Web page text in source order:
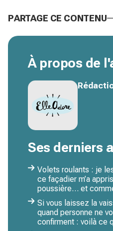
PARTAGE CE CONTENU
À propos de
Ses derniers
Volets roulants : je
ce façadier m’a
poussière… et
Si vous laissez la
quand personne ne
confirment : voilà ce